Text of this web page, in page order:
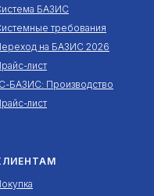
БАЗИС
требования
на БАЗИС 2026
лист
БАЗИС: Производство
лист